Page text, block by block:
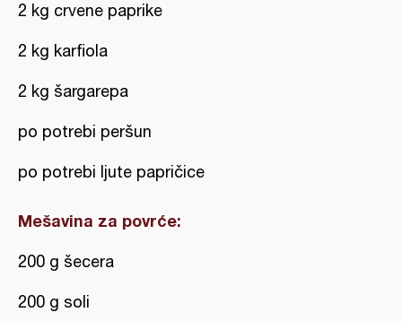
2 kg crvene paprike
2 kg karfiola
2 kg šargarepa
po potrebi peršun
po potrebi ljute papričice
Mešavina za povrće:
200 g šecera
200 g soli